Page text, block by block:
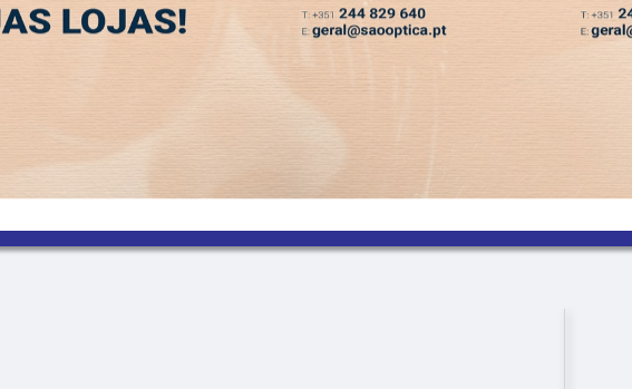
NEWSLETTER